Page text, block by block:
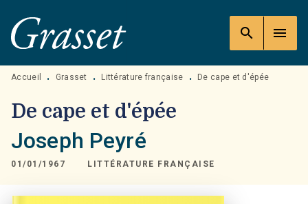
MENU RECHERCHE
PIED DE PAGE
search menu
Accueil • Grasset • Littérature française • De cape et d'épée
De cape et d'épée
Joseph Peyré
01/01/1967 LITTÉRATURE FRANÇAISE